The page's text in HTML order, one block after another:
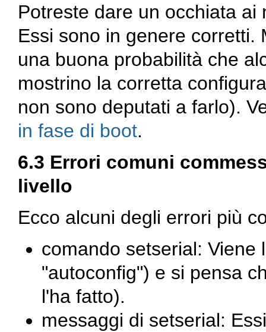
Potreste dare un occhiata
Essi sono in genere corretti.
una buona probabilità che
mostrino la corretta
non sono deputati a farlo).
in fase di boot.
6.3 Errori comuni
livello
Ecco alcuni degli errori più
comando setserial: Viene
"autoconfig") e si pensa
l'ha fatto).
messaggi di setserial: